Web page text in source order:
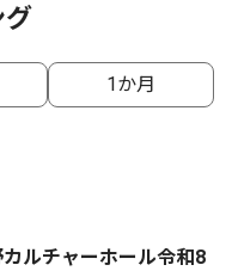
1か月
ルチャーホール令和8